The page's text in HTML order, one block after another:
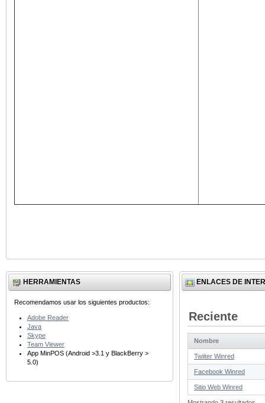
HERRAMIENTAS
Recomendamos usar los siguientes productos:
Adobe Reader
Java
Skype
Team Viewer
App MinPOS (Android >3.1 y BlackBerry >
5.0)
ENLACES DE
Reciente
Nombre
Twiiter Winred
Facebook Winred
Sitio Web Winred